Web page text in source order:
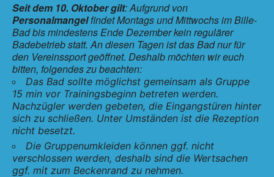
Seit dem 10. Oktober gilt: Aufgrund von
Personalmangelfindet Montags und Mittwochs im Bille-
Bad bis mindestens Ende Dezember kein regulärer
Badebetrieb statt. An diesen Tagen ist das Bad nur für
den Vereinssport geöffnet. Deshalb möchten wir euch
bitten, folgendes zu beachten:
Das Bad sollte möglichst gemeinsam als Gruppe
15 min vor Trainingsbeginn betreten werden.
Nachzügler werden gebeten, die Eingangstüren hinter
sich zu schließen. Unter Umständen ist die Rezeption
nicht besetzt.
Die Gruppenumkleiden können ggf. nicht
verschlossen werden, deshalb sind die Wertsachen
ggf. mit zum Beckenrand zu nehmen.